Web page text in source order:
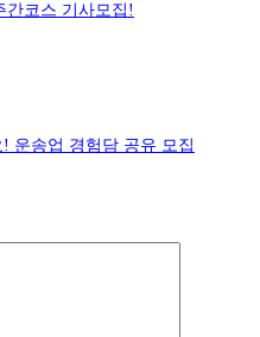
간코스 기사모집!
운송업 경험담 공유 모집